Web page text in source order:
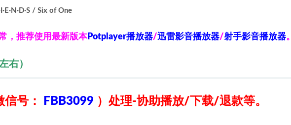
/ Six of One
，推荐使用最新版本Potplayer播放器/迅雷影音播放器/射手影音播放器。
右）
信号： FBB3099 ） 处理-协助播放/下载/退款等。